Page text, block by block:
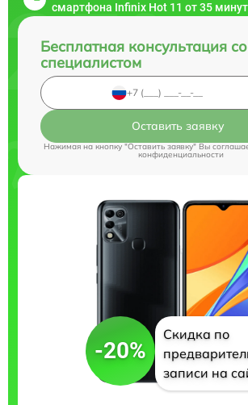
смартфона Infinix Hot 11 от 35 минут
Бесплатная консультация со
специалистом
Оставить заявку
Нажимая на кнопку "Оставить заявку" Вы
конфиденциальности
-20%
Скидка по
записи на